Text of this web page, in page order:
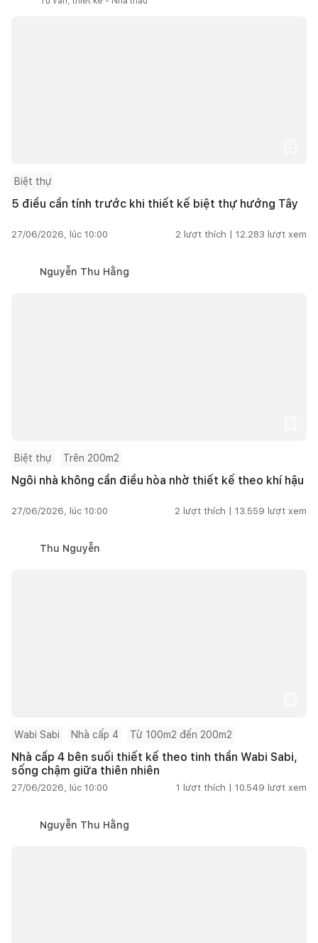
Biệt thự
5 điều cần tính trước khi thiết kế biệt thự hướng Tây
27/06/2026, lúc 10:00 2 lượt thích | 12.283 lượt xem
Nguyễn Thu Hằng
Biệt thự Trên 200m2
Ngôi nhà không cần điều hòa nhờ thiết kế theo khí hậu
27/06/2026, lúc 10:00 2 lượt thích | 13.559 lượt xem
Thu Nguyễn
Wabi Sabi Nhà cấp 4 Từ 100m2 đến 200m2
Nhà cấp 4 bên suối thiết kế theo tinh thần Wabi Sabi,
sống chậm giữa thiên nhiên
27/06/2026, lúc 10:00 1 lượt thích | 10.549 lượt xem
Nguyễn Thu Hằng